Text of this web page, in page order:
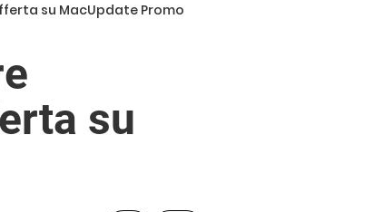
su MacUpdate Promo
su